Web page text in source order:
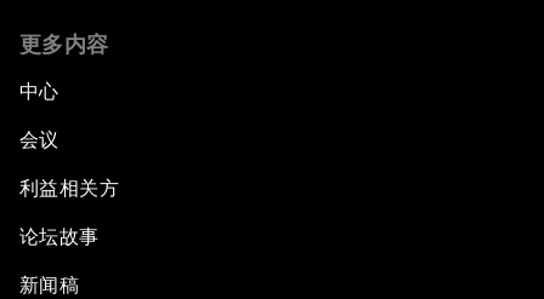
更多内容
中心
会议
利益相关方
论坛故事
新闻稿